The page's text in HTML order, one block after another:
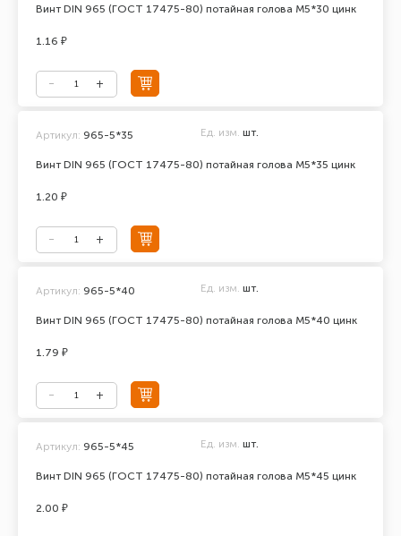
Винт DIN 965 (ГОСТ 17475-80) потайная голова М5*30 цинк
1.16 ₽
Винт DIN 965 (ГОСТ 17475-80) потайная голова М5*35 цинк
Артикул: 965-5*35 Ед. изм. шт.
1.20 ₽
Винт DIN 965 (ГОСТ 17475-80) потайная голова М5*40 цинк
Артикул: 965-5*40 Ед. изм. шт.
1.79 ₽
Винт DIN 965 (ГОСТ 17475-80) потайная голова М5*45 цинк
Артикул: 965-5*45 Ед. изм. шт.
2.00 ₽